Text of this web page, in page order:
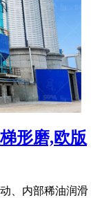
形磨,欧版
、内部稀油润滑